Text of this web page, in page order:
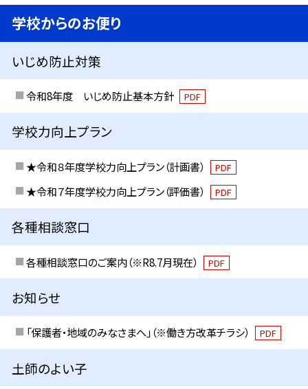
学校からのお便り
いじめ防止対策
令和8年度 いじめ防止基本方針 PDF
学校力向上プラン
★令和８年度学校力向上プラン（計画書） PDF
★令和７年度学校力向上プラン（評価書） PDF
各種相談窓口
各種相談窓口のご案内（※R8.7月現在） PDF
お知らせ
「保護者・地域のみなさまへ」（※働き方改革チラシ） PDF
土師のよい子